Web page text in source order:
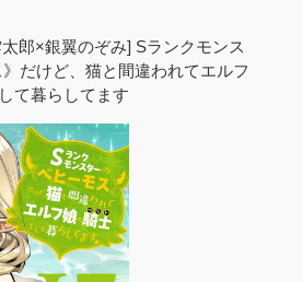
郎×銀翼のぞみ] Sランクモンス
だけど、猫と間違われてエルフ
て暮らしてます